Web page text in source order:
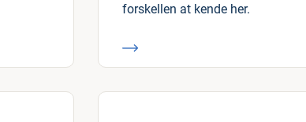
forskellen at kende her.